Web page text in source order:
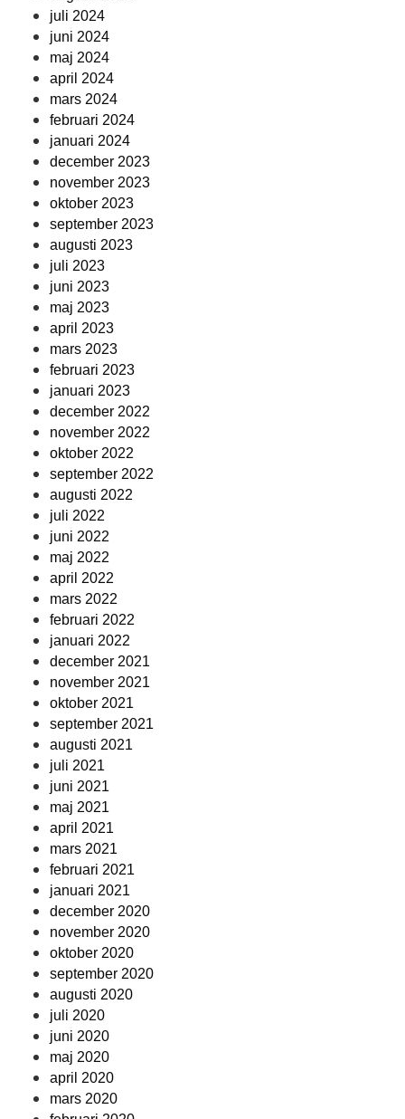
juli 2024
juni 2024
maj 2024
april 2024
mars 2024
februari 2024
januari 2024
december 2023
november 2023
oktober 2023
september 2023
augusti 2023
juli 2023
juni 2023
maj 2023
april 2023
mars 2023
februari 2023
januari 2023
december 2022
november 2022
oktober 2022
september 2022
augusti 2022
juli 2022
juni 2022
maj 2022
april 2022
mars 2022
februari 2022
januari 2022
december 2021
november 2021
oktober 2021
september 2021
augusti 2021
juli 2021
juni 2021
maj 2021
april 2021
mars 2021
februari 2021
januari 2021
december 2020
november 2020
oktober 2020
september 2020
augusti 2020
juli 2020
juni 2020
maj 2020
april 2020
mars 2020